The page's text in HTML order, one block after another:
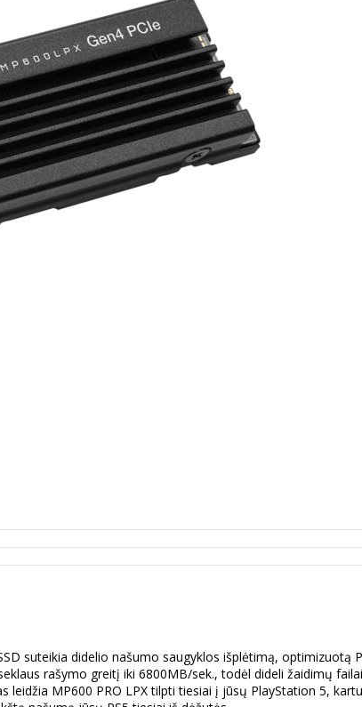
suteikia didelio našumo saugyklos išplėtimą,
rašymo greitį iki 6800MB/sek., todėl dideli žaidimų
MP600 PRO LPX tilpti tiesiai į jūsų PlayStation 5,